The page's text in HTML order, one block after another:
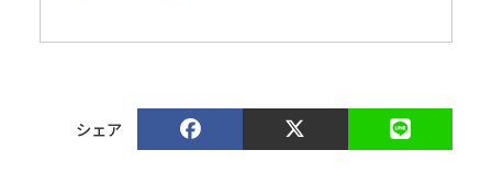
シェア